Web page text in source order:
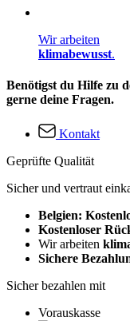
Wir arbeiten
klimabewusst.
Benötigst du Hilfe zu
gerne deine Fragen.
Kontakt
Geprüfte Qualität
Sicher und vertraut
Belgien:
Kostenloser
Wir arbeiten
Sichere
Sicher bezahlen mit
Vorauskasse